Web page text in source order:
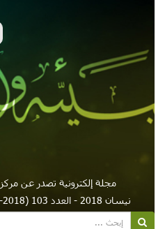
مجلة إلكترونية تصدر عن
نيسان 2018 - العدد 103 (2018-04-01)